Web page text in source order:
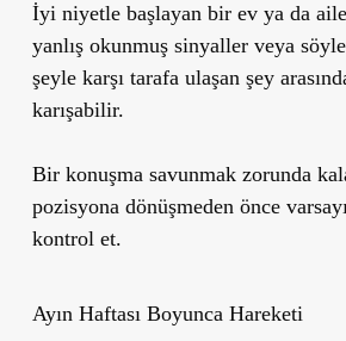
İyi niyetle başlayan bir ev ya da aile
yanlış okunmuş sinyaller veya
şeyle karşı tarafa ulaşan şey
karışabilir.
Bir konuşma savunmak zorunda
pozisyona dönüşmeden önce
kontrol et.
Ayın Haftası Boyunca Hareketi